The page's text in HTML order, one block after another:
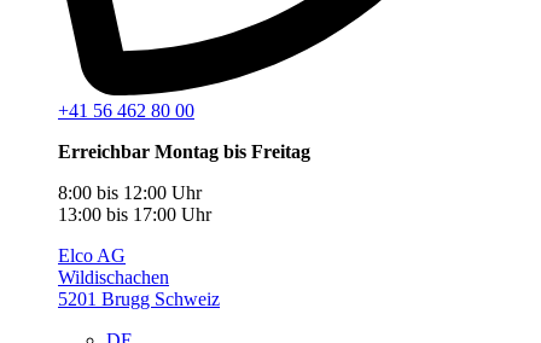
+41 56 462 80 00
Erreichbar Montag bis Freitag
8:00 bis 12:00 Uhr
13:00 bis 17:00 Uhr
Elco AG
Wildischachen
5201 Brugg Schweiz